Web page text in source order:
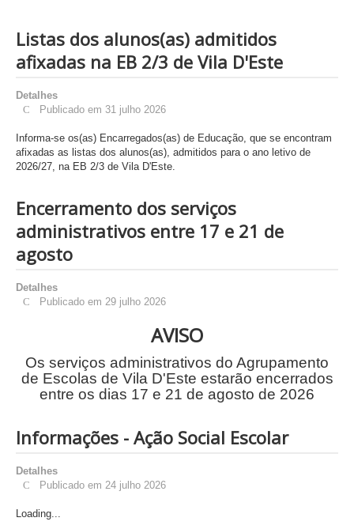
Listas dos alunos(as) admitidos
afixadas na EB 2/3 de Vila D'Este
Detalhes
Publicado em 31 julho 2026
Informa-se os(as) Encarregados(as) de Educação, que se encontram
afixadas as listas dos alunos(as), admitidos para o ano letivo de
2026/27, na EB 2/3 de Vila D'Este.
Encerramento dos serviços
administrativos entre 17 e 21 de
agosto
Detalhes
Publicado em 29 julho 2026
AVISO
Os serviços administrativos do Agrupamento
de Escolas de Vila D'Este estarão encerrados
entre os dias 17 e 21 de agosto de 2026
Informações - Ação Social Escolar
Detalhes
Publicado em 24 julho 2026
Loading...